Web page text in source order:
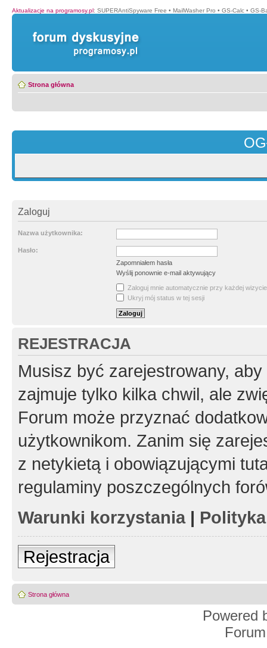
Aktualizacje na programosy.pl: SUPERAntiSpyware Free • MailWasher Pro • GS-Calc • GS-
Strona główna
Zaloguj
Nazwa użytkownika:
Hasło:
Zapomniałem hasła
Wyślij ponownie e-mail aktywujący
Zaloguj mnie automatycznie przy każdej wizycie
Ukryj mój status w tej sesji
REJESTRACJA
Musisz być zarejestrowany,
zajmuje tylko kilka chwil, ale
Forum może przyznać
użytkownikom. Zanim się
z netykietą i obowiązującymi
regulaminy poszczególnych
Warunki korzystania|
Rejestracja
Strona główna
Powered